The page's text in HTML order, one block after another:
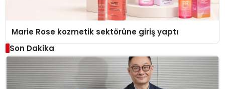
Marie Rose kozmetik sektörüne giriş yaptı
Son Dakika